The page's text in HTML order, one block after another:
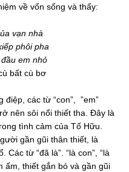
về vốn sống và thấy:
vạn nhà
phôi pha
em nhỏ
bất cù bơ
các từ “con”, ”em”
nên sôi nổi thiết tha. Đây là
tình cảm của Tố Hữu.
gần gũi thân thiết, là
từ “đã là”. “là con”, “là
ấm, thiết gắn bó và gần gũi